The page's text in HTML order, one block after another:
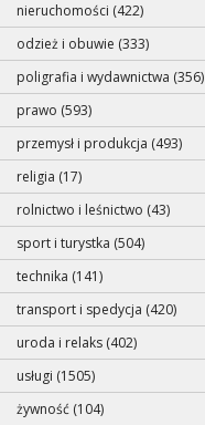
nieruchomości (422)
odzież i obuwie (333)
poligrafia i wydawnictwa (356)
prawo (593)
przemysł i produkcja (493)
religia (17)
rolnictwo i leśnictwo (43)
sport i turystka (504)
technika (141)
transport i spedycja (420)
uroda i relaks (402)
usługi (1505)
żywność (104)